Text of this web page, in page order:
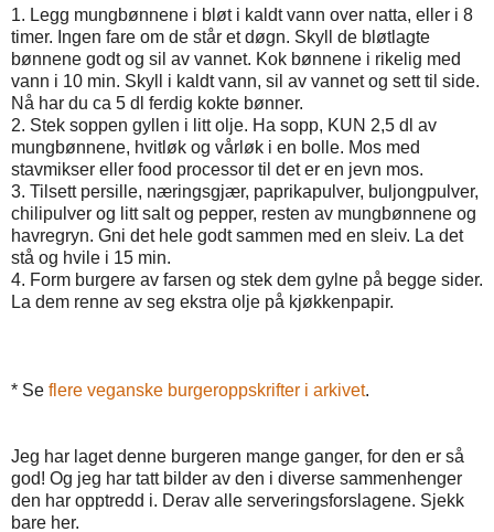
1. Legg mungbønnene i bløt i kaldt vann over natta, eller i 8
timer. Ingen fare om de står et døgn. Skyll de bløtlagte
bønnene godt og sil av vannet. Kok bønnene i rikelig med
vann i 10 min. Skyll i kaldt vann, sil av vannet og sett til side.
Nå har du ca 5 dl ferdig kokte bønner.
2. Stek soppen gyllen i litt olje. Ha sopp, KUN 2,5 dl av
mungbønnene, hvitløk og vårløk i en bolle. Mos med
stavmikser eller food processor til det er en jevn mos.
3. Tilsett persille, næringsgjær, paprikapulver, buljongpulver,
chilipulver og litt salt og pepper, resten av mungbønnene og
havregryn. Gni det hele godt sammen med en sleiv. La det
stå og hvile i 15 min.
4. Form burgere av farsen og stek dem gylne på begge sider.
La dem renne av seg ekstra olje på kjøkkenpapir.
* Se flere veganske burgeroppskrifter i arkivet.
Jeg har laget denne burgeren mange ganger, for den er så
god! Og jeg har tatt bilder av den i diverse sammenhenger
den har opptredd i. Derav alle serveringsforslagene. Sjekk
bare her.